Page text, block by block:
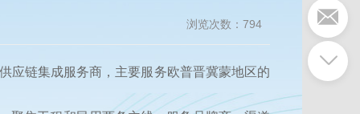
浏览次数： 794
链集成服务商，主要服务欧普晋冀蒙地区的